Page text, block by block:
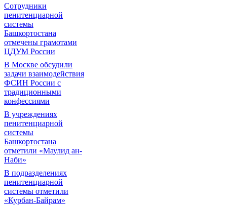
Сотрудники
пенитенциарной
системы
Башкортостана
отмечены грамотами
ЦДУМ России
В Москве обсудили
задачи взаимодействия
ФСИН России с
традиционными
конфессиями
В учреждениях
пенитенциарной
системы
Башкортостана
отметили «Маулид ан-
Наби»
В подразделениях
пенитенциарной
системы отметили
«Курбан-Байрам»